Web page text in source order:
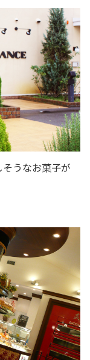
うなお菓子が